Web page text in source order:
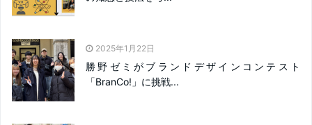
2025年1月22日
勝野ゼミがブランドデザインコンテスト
「BranCo!」に挑戦...